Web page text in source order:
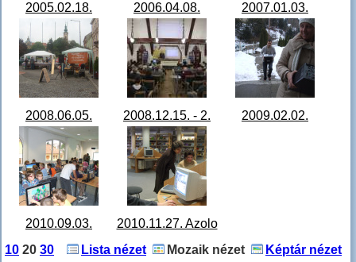
2005.02.18.
Mikrofilm-
digitalizálás
STA60203.JPG
2006.04.08.
olvasói tér
DSCF3538.JPG
2007.01.03.
NagyKAR
bemutatása
DSCF0004.JPG
2008.06.05.
Ünnepi könyvhét
Deák tér
STA66792.JPG
2008.12.15. - 2.
Monográfia
előadás 19.jpg
2009.02.02.
2010.09.03.
Digitális tábla +
2010.11.27. Azolo
DSCF3687.JPG
10 20 30 Lista nézet Mozaik nézet Képtár nézet